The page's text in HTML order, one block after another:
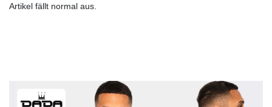
Artikel fällt normal aus.